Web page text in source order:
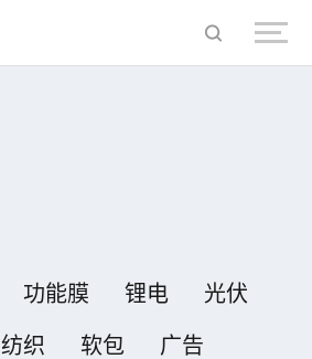
功能膜 锂电 光伏
纺织 软包 广告